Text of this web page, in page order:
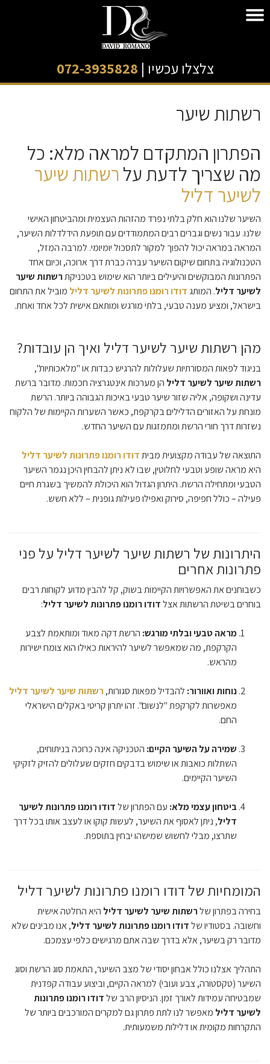
צלצלו עכשיו | 072-3935828
רשתות שיער
הפתרון המתקדם למראה מלא: כל
מה שצריך לדעת עלרשתות שיער
לשיער דליל
השיער שלנו הוא חלק בלתי נפרד מהזהות העצמית ומהביטחון האישי
שלנו. עבור נשים וגברים רבים המתמודדים עם תופעת הידלדלות השיער,
המראה במראה יכול להפוך למקור לתסכול יומיומי. למרבה המזל,
הטכנולוגיה בתחום שיקום השיער עברה כברת דרך ארוכה, וכיום אחד
הפתרונות המבוקשים והיעילים ביותר הוא שימוש בטכניקתרשתות שיער
לשיער דליל. המותג דודו רומנו פתרונות לשיער דליל מוביל את התחום
בישראל, ומציע מענה טבעי, בלתי מורגש ומותאם אישית לכל אחד ואחת.
מהן רשתות שיער לשיער דליל ואיך הן עובדות?
בניגוד לפאות המסורתיות שעלולות להרגיש כבדות או "מלאכותיות",
רשתות שיער לשיער דליל הן מערכות אינטגרציה חכמות. מדובר ברשת
עדינה ושקופה, אליה שזור שיער טבעי באיכות הגבוהה ביותר. הרשת
מונחת על האזורים הדלילים בקרקפת, כאשר השערות הקיימות של הלקוח
נשזרות דרך חורי הרשת ומתמזגות עם השיער החדש.
התוצאה של עבודה מקצועית מביתדודו רומנו פתרונות לשיער דליל
היא מראה שופע וטבעי לחלוטין, שבו לא ניתן להבחין היכן נגמר השיער
הטבעי ומתחילה הרשת. היתרון הגדול הוא היכולת להמשיך בשגרת חיים
פעילה – כולל חפיפה, סירוק ואפילו פעילות גופנית – ללא חשש.
היתרונות של רשתות שיער לשיער דליל על פני
פתרונות אחרים
כשבוחנים את האפשרויות הקיימות בשוק, קל להבין מדוע לקוחות רבים
בוחרים בשיטת הרשתות אצלדודו רומנו פתרונות לשיער דליל:
מראה טבעי ובלתי מורגש: הרשת דקה מאוד ומותאמת לצבע
הקרקפת, מה שמאפשר לשיער להיראות כאילו הוא צומח ישירות
מהראש.
נוחות ואוורור: להבדיל מפאות סגורות,רשתות שיער לשיער דליל
מאפשרות לקרקפת "לנשום". זהו יתרון קריטי באקלים הישראלי
החם.
שמירה על השיער הקיים: הטכניקה אינה כרוכה בניתוחים,
השתלות כואבות או שימוש בדבקים חזקים שעלולים להזיק לזקיקי
השיער הקיימים.
ביטחון עצמי מלא: עם הפתרון שלדודו רומנו פתרונות לשיער
דליל, ניתן לאסוף את השיער, לעשות קוקו או לעצב אותו בכל דרך
שתרצו, מבלי לחשוש שמישהו יבחין בתוספת.
המומחיות של דודו רומנו פתרונות לשיער דליל
בחירה בפתרון שלרשתות שיער לשיער דליל היא החלטה אישית
וחשובה. בסטודיו שלדודו רומנו פתרונות לשיער דליל, אנו מבינים שלא
מדובר רק בשיער, אלא בדרך שבה אתם מרגישים כלפי עצמכם.
התהליך אצלנו כולל אבחון יסודי של מצב השיער, התאמת סוג הרשת וסוג
השיער (טקסטורה, צבע ועובי) למראה הקיים, וביצוע עבודה קפדנית
שמבטיחה עמידות לאורך זמן. הניסיון הרב שלדודו רומנו פתרונות
לשיער דליל מאפשר לנו לתת פתרון גם למקרים המורכבים ביותר של
התקרחות מקומית או דלילות משמעותית.